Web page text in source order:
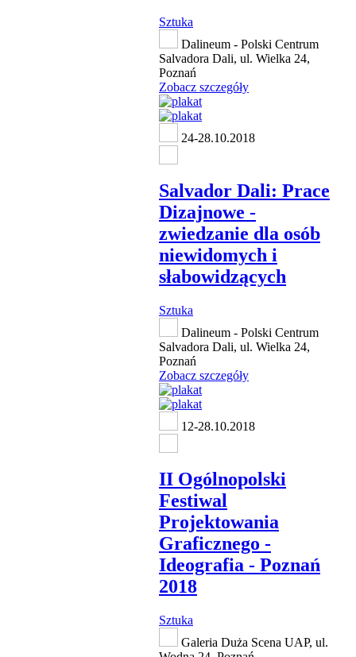
Sztuka
Dalineum - Polski Centrum
Salvadora Dali, ul. Wielka 24,
Poznań
Zobacz szczegóły
24-28.10.2018
Salvador Dali: Prace
Dizajnowe -
zwiedzanie dla osób
niewidomych i
słabowidzących
Sztuka
Dalineum - Polski Centrum
Salvadora Dali, ul. Wielka 24,
Poznań
Zobacz szczegóły
12-28.10.2018
II Ogólnopolski
Festiwal
Projektowania
Graficznego -
Ideografia - Poznań
2018
Sztuka
Galeria Duża Scena UAP, ul.